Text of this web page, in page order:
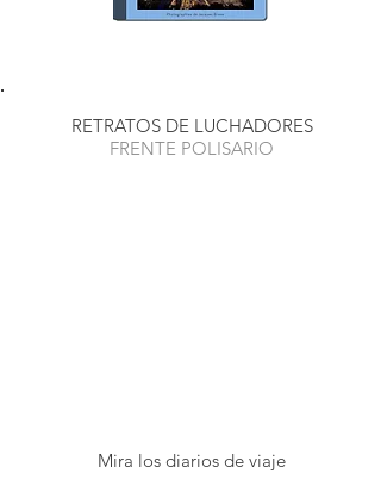
RETRATOS DE LUCHADORES
FRENTE POLISARIO
Mira los diarios de viaje